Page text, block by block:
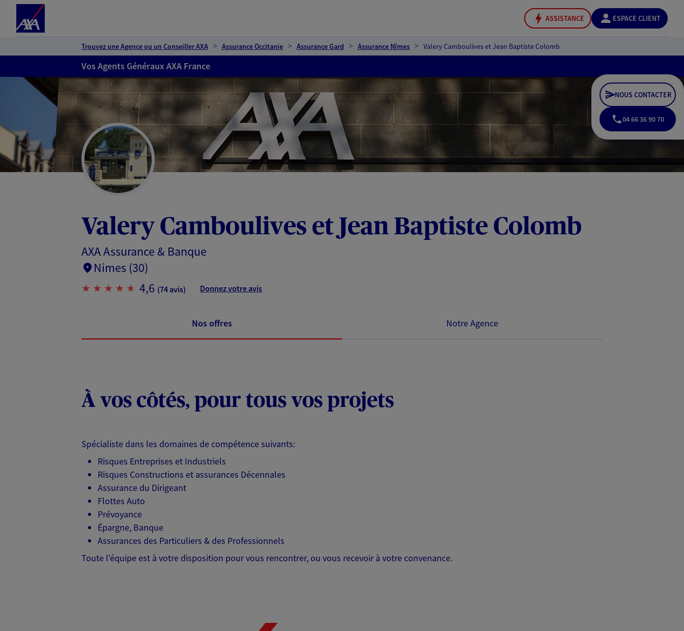
ASSISTANCE ESPACE CLIENT
Trouvez une Agence ou un Conseiller AXA Assurance Occitanie Assurance Gard Assurance Nîmes Valery Camboulives et Jean Baptiste Colomb
Vos Agents Généraux AXA France
Valery Camboulives et Jean Baptiste Colomb
AXA Assurance & Banque
Nimes (30)
4,6 (74 avis) Donnez votre avis
NOUS CONTACTER
04 66 36 90 70
Nos offres Notre Agence
À vos côtés, pour tous vos projets
Spécialiste dans les domaines de compétence suivants:
Risques Entreprises et Industriels
Risques Constructions et assurances Décennales
Assurance du Dirigeant
Flottes Auto
Prévoyance
Épargne, Banque
Assurances des Particuliers & des Professionnels
Toute l'équipe est à votre disposition pour vous rencontrer, ou vous recevoir à votre convenance.